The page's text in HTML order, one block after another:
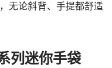
无论斜背、手提都舒适
列迷你手袋